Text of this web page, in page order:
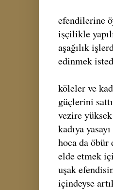
efendilerine
işçilikle
aşağılık
edinmek
köleler ve
güçlerini
vezire
kadıya
hoca da öbür
elde etmek
uşak
içindeyse